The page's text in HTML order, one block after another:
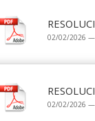
02/02/2026 —
02/02/2026 —